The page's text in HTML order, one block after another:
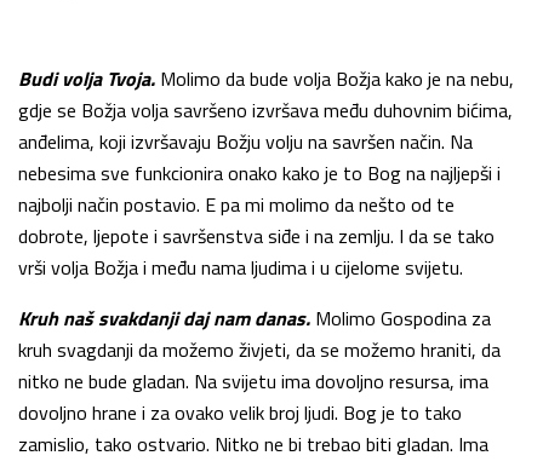
Budi volja Tvoja. Molimo da bude volja Božja kako je na nebu,
gdje se Božja volja savršeno izvršava među duhovnim bićima,
anđelima, koji izvršavaju Božju volju na savršen način. Na
nebesima sve funkcionira onako kako je to Bog na najljepši i
najbolji način postavio. E pa mi molimo da nešto od te
dobrote, ljepote i savršenstva siđe i na zemlju. I da se tako
vrši volja Božja i među nama ljudima i u cijelome svijetu.
Kruh naš svakdanji daj nam danas. Molimo Gospodina za
kruh svagdanji da možemo živjeti, da se možemo hraniti, da
nitko ne bude gladan. Na svijetu ima dovoljno resursa, ima
dovoljno hrane i za ovako velik broj ljudi. Bog je to tako
zamislio, tako ostvario. Nitko ne bi trebao biti gladan. Ima